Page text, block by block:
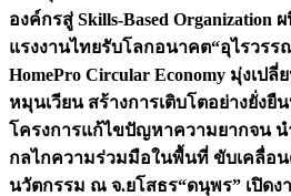
องค์กรสู่ Skills-Based Organization
แรงงานไทยรับโลกอนาคต“อุไรวรร
HomePro Circular Economy มุ่งเป
หมุนเวียน สร้างการเติบโตอย่างยั่งยืน
โครงการแก้ไขปัญหาความยากจน น
กลไกความร่วมมือในพื้นที่ ขับเคลื่อน
นวัตกรรม ณ จ.ยโสธร“ดนุพร” เปิดง